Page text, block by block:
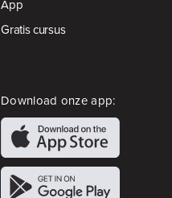
App
Gratis cursus
Download onze app: